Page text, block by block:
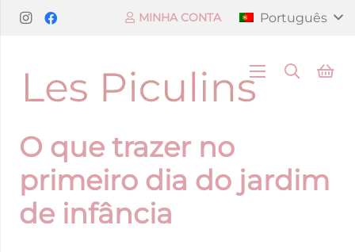
MINHA CONTA Português
O que trazer no
primeiro dia do jardim
de infância